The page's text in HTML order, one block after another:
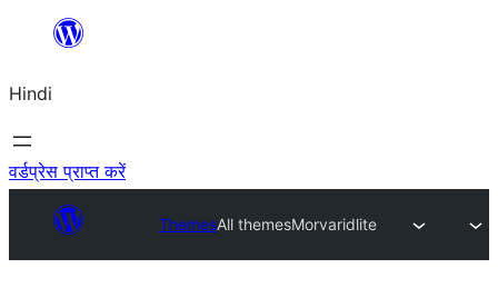
सामग्री
जाएं
Hindi
वर्डप्रेस प्राप्त करें
ThemesAll themesMorvaridlite